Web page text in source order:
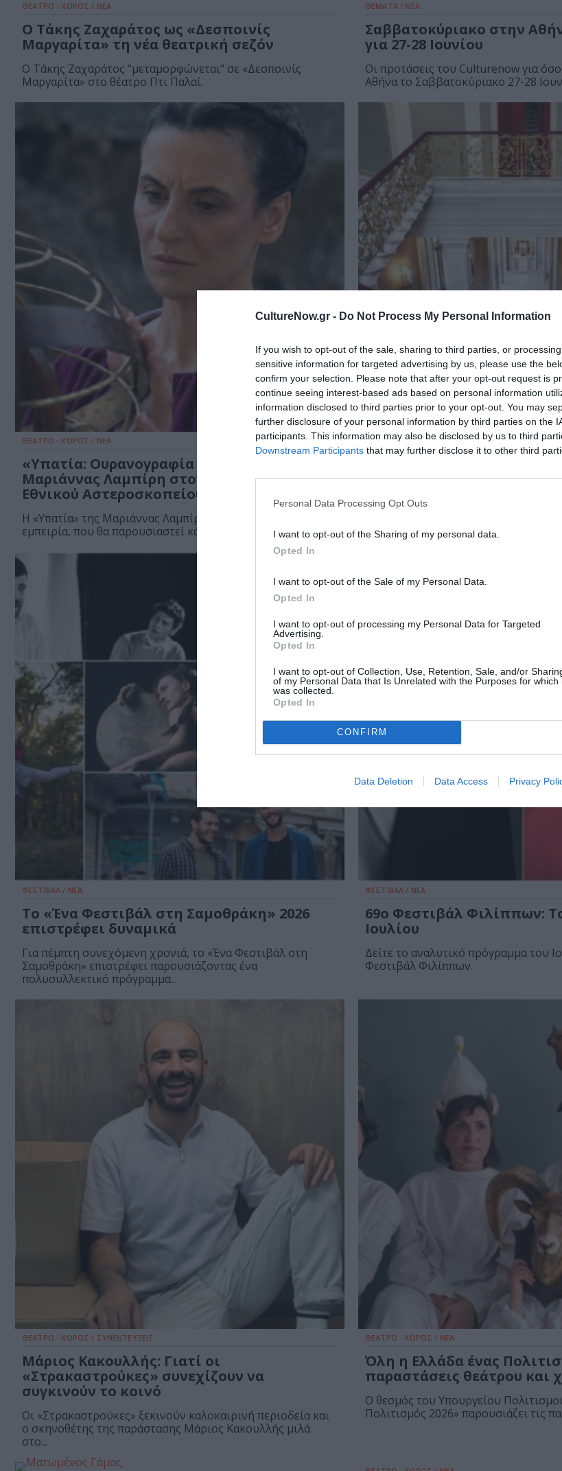
CultureNow.gr - Do Not Process My Personal Information
If you wish to opt-out of the sale, sharing to third parties, or
sensitive information for targeted advertising by us, please use the
confirm your selection. Please note that after your opt-out request is
continue seeing interest-based ads based on personal information
information disclosed to third parties prior to your opt-out. You may
further disclosure of your personal information by third parties on the
participants. This information may also be disclosed by us to third
Downstream Participants that may further disclose it to other third
Personal Data Processing Opt Outs
I want to opt-out of the Sharing of my personal data.
Opted In
I want to opt-out of the Sale of my Personal Data.
Opted In
I want to opt-out of processing my Personal Data for Targeted
Advertising.
Opted In
I want to opt-out of Collection, Use, Retention, Sale, and/or
of my Personal Data that Is Unrelated with the Purposes for which
was collected.
Opted In
CONFIRM
Data Deletion Data Access Privacy
ΘΕΑΤΡΟ - ΧΟΡΟΣ / ΝΕΑ
Ο Τάκης Ζαχαράτος ως «Δεσποινίς
Μαργαρίτα» τη νέα θεατρική σεζόν
Ο Τάκης Ζαχαράτος "μεταμορφώνεται" σε «Δεσποινίς
Μαργαρίτα» στο θέατρο Πτι Παλαί.
ΘΕΜΑΤΑ / ΝΕΑ
Σαββατοκύριακο στην
για 27-28 Ιουνίου
Οι προτάσεις του Culturenow για
Αθήνα το Σαββατοκύριακο 27-28
ΘΕΑΤΡΟ - ΧΟΡΟΣ / ΝΕΑ
«Υπατία: Ουρανογραφία Μνήμης», της
Μαριάννας Λαμπίρη στον περίβολο του
Εθνικού Αστεροσκοπείου Αθηνών
Η «Υπατία» της Μαριάννας Λαμπίρη αποτελεί μια θεατρική
εμπειρία, που θα παρουσιαστεί κάτω από...
ΦΕΣΤΙΒΑΛ / ΝΕΑ
δούμε τον Ιούλιο 2026
Το Πολυθεματικό Φεστιβάλ Τέχνης,
ΦΕΣΤΙΒΑΛ / ΝΕΑ
Το «Ένα Φεστιβάλ στη Σαμοθράκη» 2026
επιστρέφει δυναμικά
Για πέμπτη συνεχόμενη χρονιά, το «Ένα Φεστιβάλ στη
Σαμοθράκη» επιστρέφει παρουσιάζοντας ένα
πολυσυλλεκτικό πρόγραμμα...
ΦΕΣΤΙΒΑΛ / ΝΕΑ
69ο Φεστιβάλ Φιλίππων:
Ιουλίου
Δείτε το αναλυτικό πρόγραμμα του
Φεστιβάλ Φιλίππων.
ΘΕΑΤΡΟ - ΧΟΡΟΣ / ΣΥΝΕΝΤΕΥΞΕΙΣ
Μάριος Κακουλλής: Γιατί οι
«Στρακαστρούκες» συνεχίζουν να
συγκινούν το κοινό
Οι «Στρακαστρούκες» ξεκινούν καλοκαιρινή περιοδεία και
ο σκηνοθέτης της παράστασης Μάριος Κακουλλής μιλά
στο...
ΘΕΑΤΡΟ - ΧΟΡΟΣ / ΝΕΑ
Όλη η Ελλάδα ένας
παραστάσεις θεάτρου και
Ο θεσμός του Υπουργείου
Πολιτισμός 2026» παρουσιάζει τις